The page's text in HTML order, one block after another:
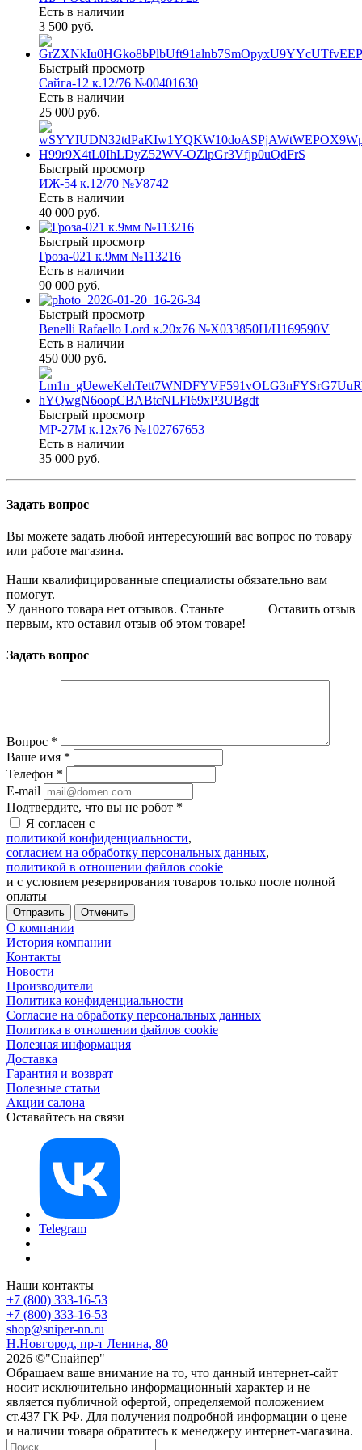
Есть в наличии
3 500 руб.
Быстрый просмотр
Сайга-12 к.12/76 №00401630
Есть в наличии
25 000 руб.
Быстрый просмотр
ИЖ-54 к.12/70 №У8742
Есть в наличии
40 000 руб.
Быстрый просмотр
Гроза-021 к.9мм №113216
Есть в наличии
90 000 руб.
Быстрый просмотр
Benelli Rafaello Lord к.20х76 №X033850Н/Н169590V
Есть в наличии
450 000 руб.
Быстрый просмотр
МР-27М к.12х76 №102767653
Есть в наличии
35 000 руб.
Задать вопрос
Вы можете задать любой интересующий вас вопрос по товару
или работе магазина.
Наши квалифицированные специалисты обязательно вам
помогут.
Оставить отзыв
У данного товара нет отзывов. Станьте
первым, кто оставил отзыв об этом товаре!
Задать вопрос
Вопрос *
Ваше имя *
Телефон *
E-mail
Подтвердите, что вы не робот *
Я согласен с
политикой конфиденциальности,
согласием на обработку персональных данных,
политикой в отношении файлов cookie
и с условием резервирования товаров только после полной
оплаты
Отменить
О компании
История компании
Контакты
Новости
Производители
Политика конфиденциальности
Согласие на обработку персональных данных
Политика в отношении файлов cookie
Полезная информация
Доставка
Гарантия и возврат
Полезные статьи
Акции салона
Оставайтесь на связи
Telegram
Наши контакты
+7 (800) 333-16-53
+7 (800) 333-16-53
shop@sniper-nn.ru
Н.Новгород, пр-т Ленина, 80
2026 ©"Снайпер"
Обращаем ваше внимание на то, что данный интернет-сайт
носит исключительно информационный характер и не
является публичной офертой, определяемой положением
ст.437 ГК РФ. Для получения подробной информации о цене
и наличии товара обратитесь к менеджеру интернет-магазина.